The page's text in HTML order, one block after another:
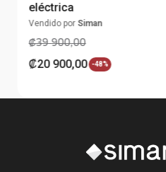
eléctrica
Vendido por Siman
₡39 900,00
₡20 900,00 -48%